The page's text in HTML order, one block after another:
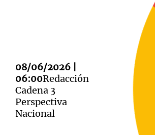
08/06/2026 |
06:00Redacción
Cadena 3
Perspectiva
Nacional
Editorial Mundial 2026